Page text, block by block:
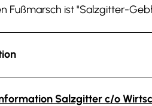
Fußmarsch ist "Salzgitter-
Salzgitter c/o